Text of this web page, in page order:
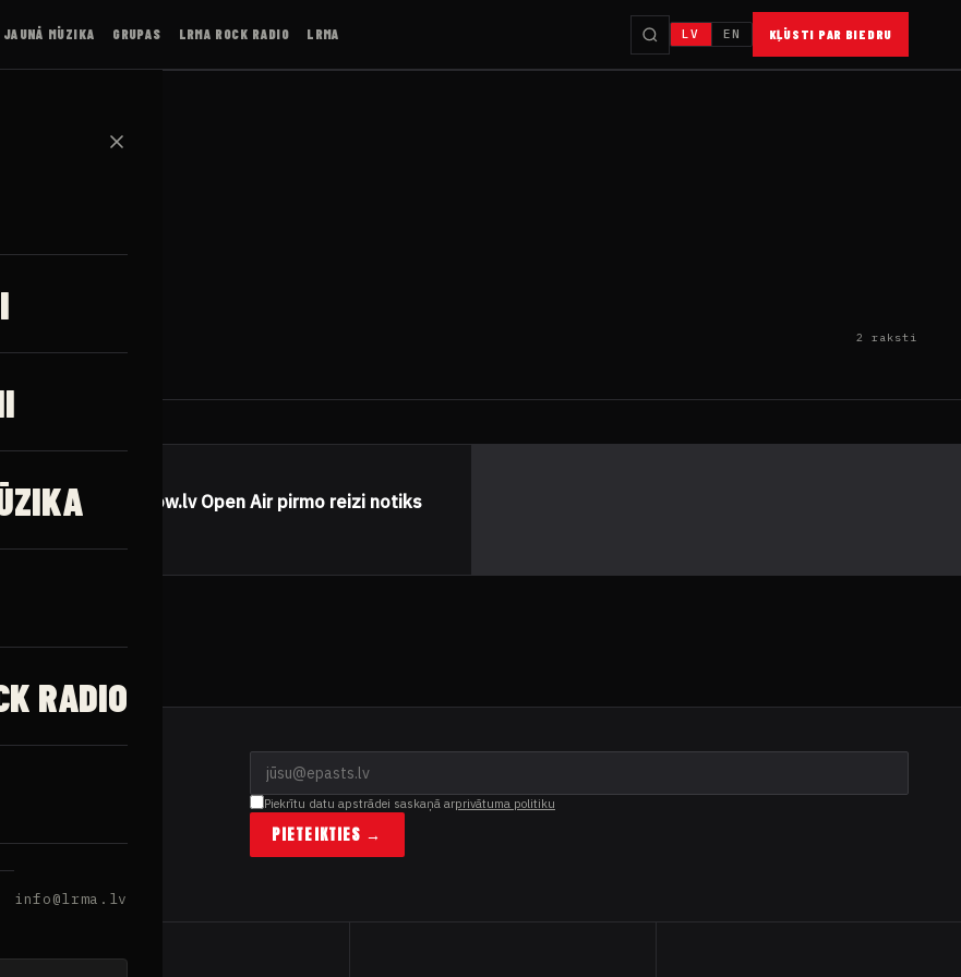
JAUNĀ MŪZIKA GRUPAS LRMA ROCK RADIO LRMA LV EN KĻŪSTI PAR BIEDRU
✕
RADIO
info@lrma.lv
2 raksti
Festivāls Metalshow.lv Open Air pirmo reizi notiks
Piekrītu datu apstrādei saskaņā arprivātuma politiku
PIETEIKTIES →